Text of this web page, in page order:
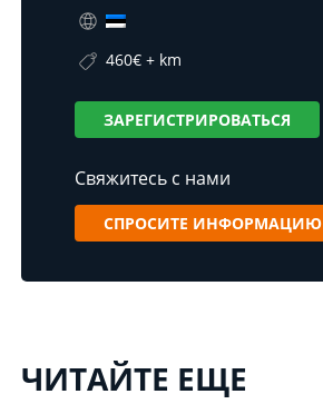
460€ + km
ЗАРЕГИСТРИРОВАТЬСЯ
Свяжитесь с нами
СПРОСИТЕ ИНФОРМАЦИЮ
ЧИТАЙТЕ ЕЩЕ